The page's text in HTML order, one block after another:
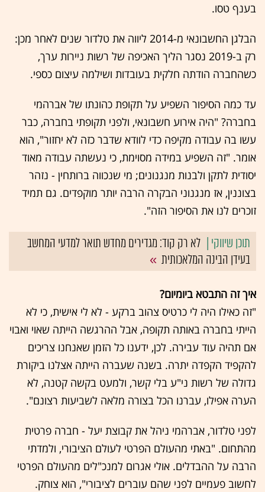
בענף טסו.
הבלגן החשבונאי מ-2014 ליווה את טלדור שנים לאחר מכן:
רק ב-2019 נסגר הליך האכיפה של רשות ניירות ערך,
כשהחברה הודתה חלקית בעובדות ושילמה עיצום כספי.
עד כמה הסיפור השפיע על תקופת כהונתו של אברהמי
בחברה? "היה אירוע חשבונאי, ולפני תקופתי בחברה, כבר
עשו בה עבודה מקיפה כדי לוודא שדבר כזה לא יחזור", הוא
אומר. "זה השפיע במידה מסוימת, כי נעשתה עבודה מאוד
יסודית לתקן ולבנות מנגנונים; מי שנכווה ברותחין - נזהר
בצוננין, אז מנגנוני הבקרה הרבה יותר מוקפדים. גם תמיד
זוכרים לנו את הסיפור הזה".
לא רק קוד: מגדירים מחדש תואר למדעי המחשב
בעידן הבינה המלאכותית
איך זה התבטא ביומיום?
"זה כאילו היה לי כרטיס צהוב ברקע - לא לי אישית, כי לא
הייתי בחברה באותה תקופה, אבל ההרגשה הייתה שאוי ואבוי
אם תהיה עוד עבירה. לכן, ידענו כל הזמן שאנחנו צריכים
להקפיד הקפדה יתרה. בשנה שעברה הייתה אצלנו ביקורת
גדולה של רשות ני"ע בלי קשר, ולמעט בקשה קטנה, לא
הערה אפילו, עברנו הכל בצורה מלאה לשביעות רצונם".
לפני טלדור, אברהמי ניהל את קבוצת יעל - חברה פרטית
מהתחום. "באתי מהעולם הפרטי לעולם הציבורי, ולמדתי
הרבה על ההבדלים. אולי אגרום למנכ"לים מהעולם הפרטי
לחשוב פעמיים לפני שהם עוברים לציבורי", הוא צוחק.